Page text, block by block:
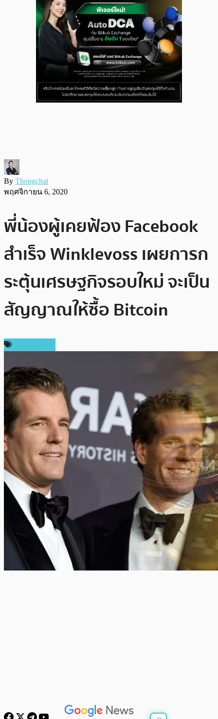
By Thongchai
พฤศจิกายน 6, 2020
พี่น้องผู้เคยฟ้อง Facebook
สำเร็จ Winklevoss เผยการก
ระตุ้นเศรษฐกิจรอบใหม่ จะเป็น
สัญญาณให้ซื้อ Bitcoin